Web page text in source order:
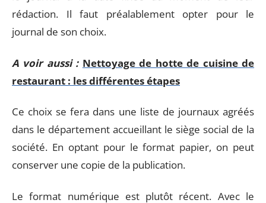
rédaction. Il faut préalablement opter pour le
journal de son choix.
A voir aussi : Nettoyage de hotte de cuisine de
restaurant : les différentes étapes
Ce choix se fera dans une liste de journaux agréés
dans le département accueillant le siège social de la
société. En optant pour le format papier, on peut
conserver une copie de la publication.
Le format numérique est plutôt récent. Avec le